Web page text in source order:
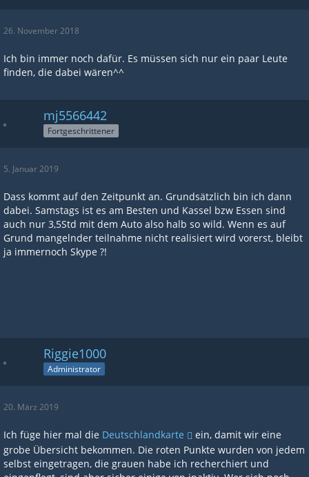
26. November 2018
Ich bin immer noch dafür. Es müssen sich nur ein paar Leute
finden, die dabei wären^^
mj5566442
Fortgeschrittener
5. Januar 2019
Dass kommt auf den Zeitpunkt an. Grundsätzlich bin ich dann
dabei. Samstags ist es am Besten und Kassel bzw Essen sind
auch nur 3,5Std mit dem Auto also halb so wild. Wenn es auf
Grund mangelnder teilnahme nicht realisiert wird vorerst, bleibt
ja immernoch Skype ?!
Riggie1000
Administrator
20. März 2019
Ich füge hier mal die Deutschlandkarte
ein, damit wir eine
grobe Übersicht bekommen. Die roten Punkte wurden von jedem
selbst eingetragen, die grauen habe ich recherchiert und